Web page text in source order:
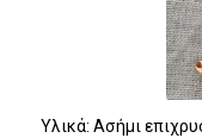
Υλικά: Ασήμι